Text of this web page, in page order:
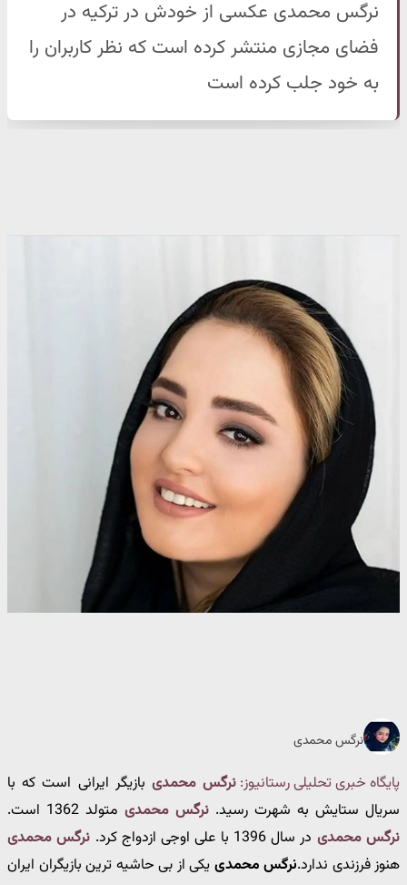
نرگس محمدی عکسی از خودش در ترکیه در
فضای مجازی منتشر کرده است که نظر کاربران را
به خود جلب کرده است
نرگس محمدی
پایگاه خبری تحلیلی رستانیوز: نرگس محمدی بازیگر ایرانی است که با
سریال ستایش به شهرت رسید. نرگس محمدی متولد 1362 است.
نرگس محمدی در سال 1396 با علی اوجی ازدواج کرد.
نرگس محمدی
هنوز فرزندی ندارد.نرگس محمدی یکی از بی حاشیه ترین بازیگران ایران